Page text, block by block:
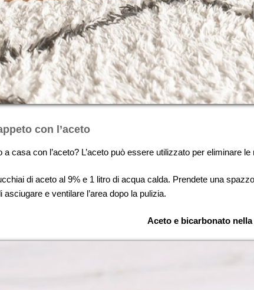
con l’aceto
a casa con l’aceto? L’aceto può essere utilizzato per eliminare
di aceto al 9% e 1 litro di acqua calda. Prendete una
e ventilare l’area dopo la pulizia.
Aceto e bicarbonato